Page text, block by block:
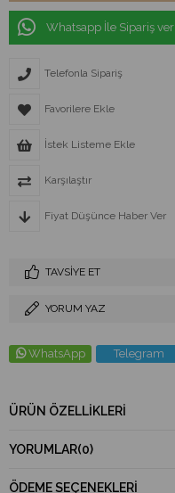
Whatsapp İle Sipariş ver
Telefonla Sipariş
Favorilere Ekle
İstek Listeme Ekle
Karşılaştır
Fiyat Düşünce Haber Ver
TAVSIYE ET
YORUM YAZ
WhatsApp Telegram
ÜRÜN ÖZELLIKLERI
YORUMLAR(0)
ÖDEME SEÇENEKLERI